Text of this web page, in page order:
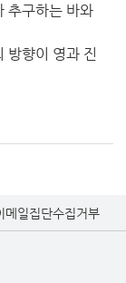
추구하는 바와
방향이 영과 진
메일집단수집거부